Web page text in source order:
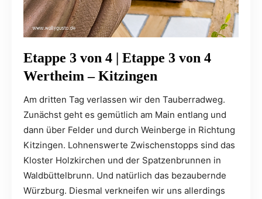
Etappe 3 von 4 | Etappe 3 von 4
Wertheim – Kitzingen
Am dritten Tag verlassen wir den Tauberradweg.
Zunächst geht es gemütlich am Main entlang und
dann über Felder und durch Weinberge in Richtung
Kitzingen. Lohnenswerte Zwischenstopps sind das
Kloster Holzkirchen und der Spatzenbrunnen in
Waldbüttelbrunn. Und natürlich das bezaubernde
Würzburg. Diesmal verkneifen wir uns allerdings